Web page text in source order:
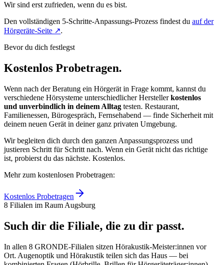
Wir sind erst zufrieden, wenn du es bist.
Den vollständigen 5-Schritte-Anpassungs-Prozess findest du auf der
Hörgeräte-Seite ↗.
Bevor du dich festlegst
Kostenlos Probetragen.
Wenn nach der Beratung ein Hörgerät in Frage kommt, kannst du
verschiedene Hörsysteme unterschiedlicher Hersteller kostenlos
und unverbindlich in deinem Alltag testen. Restaurant,
Familienessen, Bürogespräch, Fernsehabend — finde Sicherheit mit
deinem neuen Gerät in deiner ganz privaten Umgebung.
Wir begleiten dich durch den ganzen Anpassungsprozess und
justieren Schritt für Schritt nach. Wenn ein Gerät nicht das richtige
ist, probierst du das nächste. Kostenlos.
Mehr zum kostenlosen Probetragen:
Kostenlos Probetragen
8 Filialen im Raum Augsburg
Such dir die Filiale, die zu dir passt.
In allen 8 GRONDE-Filialen sitzen Hörakustik-Meister:innen vor
Ort. Augenoptik und Hörakustik teilen sich das Haus — bei